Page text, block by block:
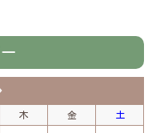
木 金 土